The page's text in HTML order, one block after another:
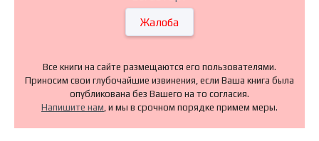
Жалоба
Все книги на сайте размещаются его пользователями.
Приносим свои глубочайшие извинения, если Ваша книга была
опубликована без Вашего на то согласия.
Напишите нам , и мы в срочном порядке примем меры.